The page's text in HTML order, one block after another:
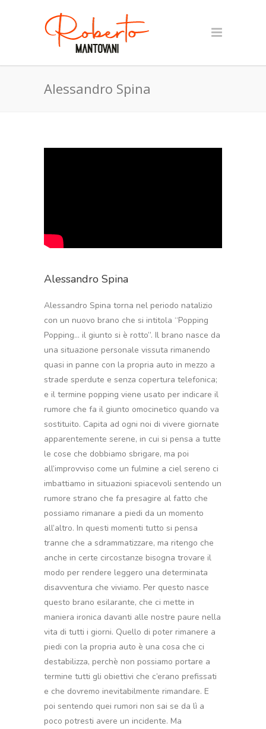
Alessandro Spina
Alessandro Spina
Alessandro Spina torna nel periodo natalizio
con un nuovo brano che si intitola “Popping
Popping… il giunto si è rotto”. Il brano nasce da
una situazione personale vissuta rimanendo
quasi in panne con la propria auto in mezzo a
strade sperdute e senza copertura telefonica;
e il termine popping viene usato per indicare il
rumore che fa il giunto omocinetico quando va
sostituito. Capita ad ogni noi di vivere giornate
apparentemente serene, in cui si pensa a tutte
le cose che dobbiamo sbrigare, ma poi
all’improvviso come un fulmine a ciel sereno ci
imbattiamo in situazioni spiacevoli sentendo un
rumore strano che fa presagire al fatto che
possiamo rimanare a piedi da un momento
all’altro. In questi momenti tutto si pensa
tranne che a sdrammatizzare, ma ritengo che
anche in certe circostanze bisogna trovare il
modo per rendere leggero una determinata
disavventura che viviamo. Per questo nasce
questo brano esilarante, che ci mette in
maniera ironica davanti alle nostre paure nella
vita di tutti i giorni. Quello di poter rimanere a
piedi con la propria auto è una cosa che ci
destabilizza, perchè non possiamo portare a
termine tutti gli obiettivi che c’erano prefissati
e che dovremo inevitabilmente rimandare. E
poi sentendo quei rumori non sai se da lì a
poco potresti avere un incidente. Ma